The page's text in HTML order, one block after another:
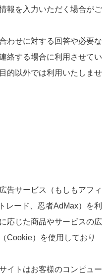
報を入力いただく場合がご
わせに対する回答や必要な
絡する場合に利用させてい
的以外では利用いたしませ
告サービス（もしもアフィ
レード、忍者AdMax）を利
応じた商品やサービスの広
Cookie）を使用しており
イトはお客様のコンピュー